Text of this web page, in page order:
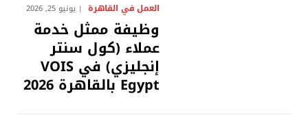
العمل في القاهرة يونيو 25, 2026
وظيفة ممثل خدمة
عملاء (كول سنتر
إنجليزي) في VOIS
Egypt بالقاهرة 2026